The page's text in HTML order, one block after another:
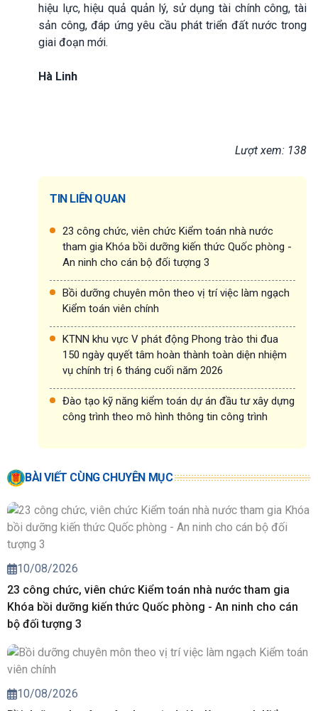
hiệu lực, hiệu quả quản lý, sử dụng tài chính công, tài
sản công, đáp ứng yêu cầu phát triển đất nước trong
giai đoạn mới.
Hà Linh
Lượt xem: 138
TIN LIÊN QUAN
23 công chức, viên chức Kiểm toán nhà nước
tham gia Khóa bồi dưỡng kiến thức Quốc phòng -
An ninh cho cán bộ đối tượng 3
Bồi dưỡng chuyên môn theo vị trí việc làm ngạch
Kiểm toán viên chính
KTNN khu vực V phát động Phong trào thi đua
150 ngày quyết tâm hoàn thành toàn diện nhiệm
vụ chính trị 6 tháng cuối năm 2026
Đào tạo kỹ năng kiểm toán dự án đầu tư xây dựng
công trình theo mô hình thông tin công trình
BÀI VIẾT CÙNG CHUYÊN MỤC
10/08/2026
23 công chức, viên chức Kiểm toán nhà nước tham gia
Khóa bồi dưỡng kiến thức Quốc phòng - An ninh cho cán
bộ đối tượng 3
10/08/2026